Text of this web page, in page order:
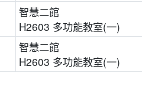
智慧二館
H2603 多功能教室(一)
智慧二館
H2603 多功能教室(一)